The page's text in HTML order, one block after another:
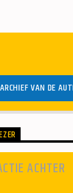
ARCHIEF VAN DE
ACHTER